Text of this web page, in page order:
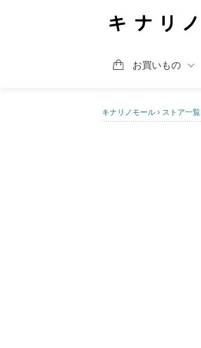
お買いもの
キナリノモール › ストア一覧